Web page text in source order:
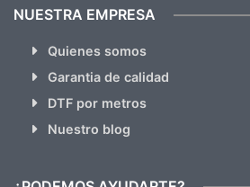
NUESTRA EMPRESA
Quienes somos
Garantia de calidad
DTF por metros
Nuestro blog